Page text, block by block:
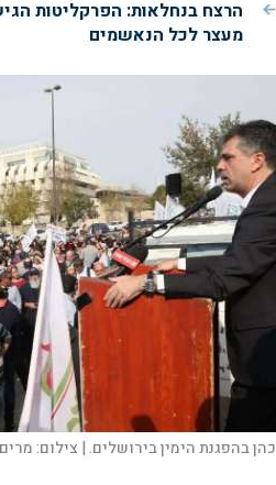
הרצח בנחלאות: הפרקליטות
מעצר לכל הנאשמים
כהן בהפגנת הימין בירושלים. | צילום: